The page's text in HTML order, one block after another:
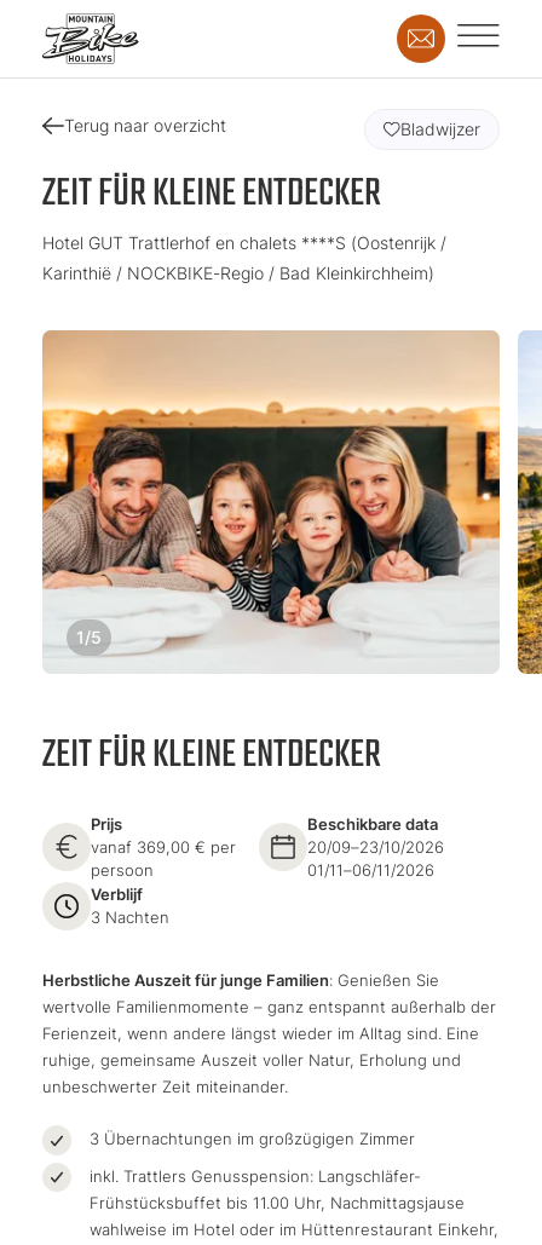
Terug naar overzicht
ZEIT FÜR KLEINE ENTDECKER
Hotel GUT Trattlerhof en chalets ****S (Oostenrijk /
Karinthië / NOCKBIKE-Regio / Bad Kleinkirchheim)
Bladwijzer
1/5
ZEIT FÜR KLEINE ENTDECKER
Prijs
vanaf 369,00 € per
persoon
Beschikbare data
20/09–23/10/2026
01/11–06/11/2026
Verblijf
3 Nachten
Herbstliche Auszeit für junge Familien: Genießen Sie
wertvolle Familienmomente – ganz entspannt außerhalb der
Ferienzeit, wenn andere längst wieder im Alltag sind. Eine
ruhige, gemeinsame Auszeit voller Natur, Erholung und
unbeschwerter Zeit miteinander.
3 Übernachtungen im großzügigen Zimmer
inkl. Trattlers Genusspension: Langschläfer-
Frühstücksbuffet bis 11.00 Uhr, Nachmittagsjause
wahlweise im Hotel oder im Hüttenrestaurant Einkehr,